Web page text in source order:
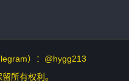
）：@hygg213
所有权利。